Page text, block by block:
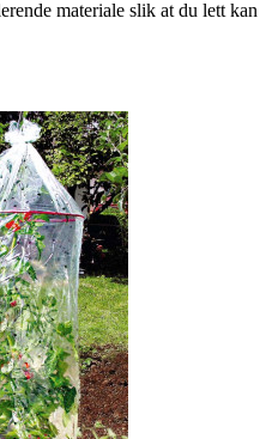
materiale slik at du lett kan